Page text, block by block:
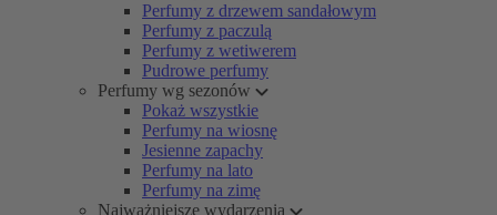
Perfumy z drzewem sandałowym
Perfumy z paczulą
Perfumy z wetiwerem
Pudrowe perfumy
Perfumy wg sezonów
Pokaż wszystkie
Perfumy na wiosnę
Jesienne zapachy
Perfumy na lato
Perfumy na zimę
Najważniejsze wydarzenia